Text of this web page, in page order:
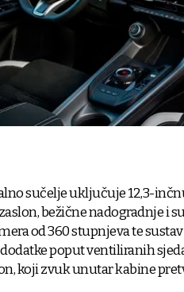
sučelje uključuje 12,3-
bežične nadogradnje i
od 360 stupnjeva te
poput ventiliranih
koji zvuk unutar kabine